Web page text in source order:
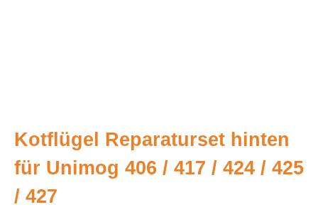
Kotflügel Reparaturset hinten
für Unimog 406 / 417 / 424 / 425
/ 427